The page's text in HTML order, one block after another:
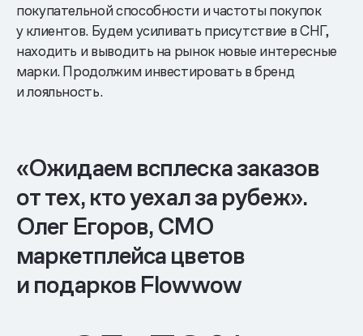
покупательной способности и частоты покупок
у клиентов. Будем усиливать присутствие в СНГ,
находить и выводить на рынок новые интересные
марки. Продолжим инвестировать в бренд
и лояльность.
«Ожидаем всплеска заказов
от тех, кто уехал за рубеж».
Олег Егоров, CMO
маркетплейса цветов
и подарков Flowwow